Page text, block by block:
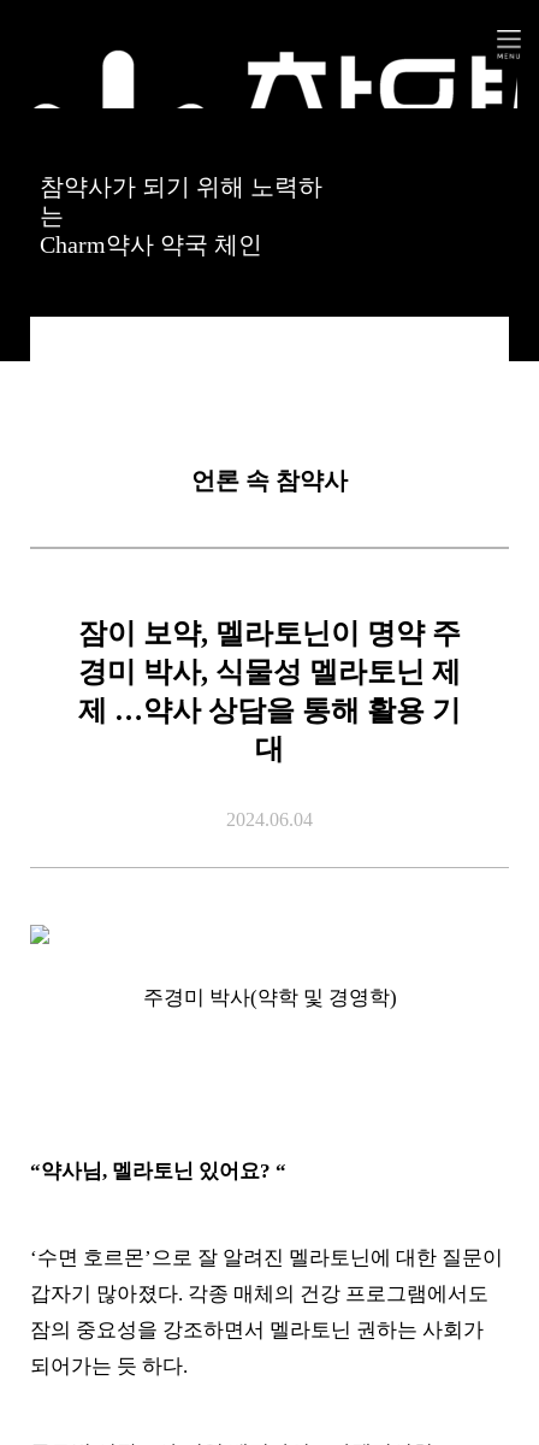
참약사가 되기 위해 노력하
는
Charm약사 약국 체인
언론 속 참약사
잠이 보약, 멜라토닌이 명약 주
경미 박사, 식물성 멜라토닌 제
제 …약사 상담을 통해 활용 기
대
2024.06.04
주경미 박사(약학 및 경영학)
“약사님, 멜라토닌 있어요? “
‘수면 호르몬’으로 잘 알려진 멜라토닌에 대한 질문이
갑자기 많아졌다. 각종 매체의 건강 프로그램에서도
잠의 중요성을 강조하면서 멜라토닌 권하는 사회가
되어가는 듯 하다.